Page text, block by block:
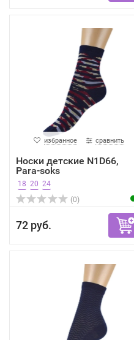
избранное сравнить
Носки детские N1D66,
Para-soks
18 20 24
(0)
72 руб.